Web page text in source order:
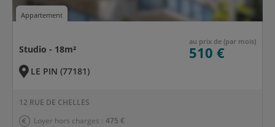
Appartement
Studio - 18m²
au prix de (par mois)
510 €
LE PIN (77181)
12 RUE DE CHELLES
Loyer hors charges : 475 €